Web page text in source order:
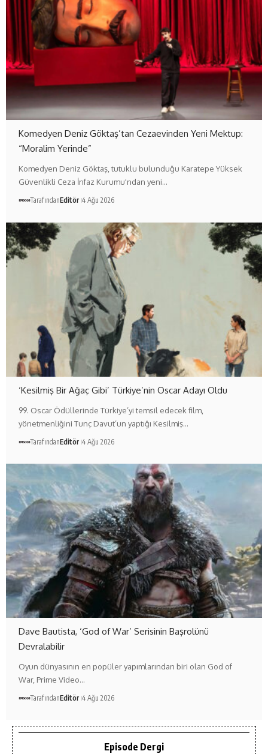
Komedyen Deniz Göktaş’tan Cezaevinden Yeni Mektup:
“Moralim Yerinde”
Komedyen Deniz Göktaş, tutuklu bulunduğu Karatepe Yüksek
Güvenlikli Ceza İnfaz Kurumu'ndan yeni…
TarafındanEditör 4 Ağu 2026
‘Kesilmiş Bir Ağaç Gibi’ Türkiye’nin Oscar Adayı Oldu
99. Oscar Ödüllerinde Türkiye’yi temsil edecek film,
yönetmenliğini Tunç Davut’un yaptığı Kesilmiş…
TarafındanEditör 4 Ağu 2026
Dave Bautista, ‘God of War’ Serisinin Başrolünü
Devralabilir
Oyun dünyasının en popüler yapımlarından biri olan God of
War, Prime Video…
TarafındanEditör 4 Ağu 2026
Episode Dergi